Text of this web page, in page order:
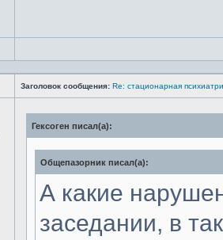
Заголовок сообщения: Re: стационарная
Гексоген писал(а):
Общепазорник писал(а):
А какие
заседании, в